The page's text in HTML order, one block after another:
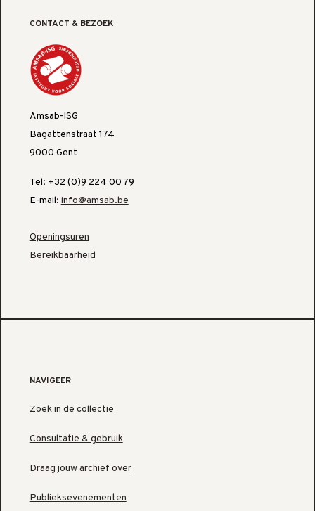
CONTACT & BEZOEK
Amsab-ISG
Bagattenstraat 174
9000 Gent
Tel: +32 (0)9 224 00 79
E-mail: info@amsab.be
Openingsuren
Bereikbaarheid
NAVIGEER
Zoek in de collectie
Consultatie & gebruik
Draag jouw archief over
Publieksevenementen